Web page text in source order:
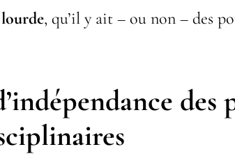
lourde, qu’il y ait – ou non – des
des